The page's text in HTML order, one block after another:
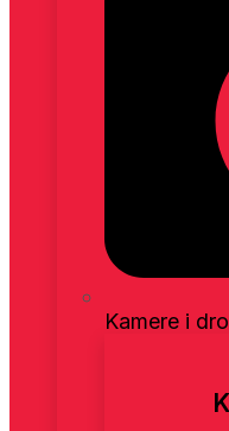
Kamere i